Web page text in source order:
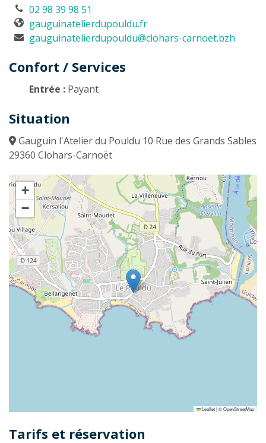
02 98 39 98 51
gauguinatelierdupouldu.fr
gauguinatelierdupouldu@clohars-carnoet.bzh
Confort / Services
Entrée : Payant
Situation
Gauguin l'Atelier du Pouldu 10 Rue des Grands Sables
29360 Clohars-Carnoët
+
−
Leaflet|©OpenStreetMap
Tarifs et réservation